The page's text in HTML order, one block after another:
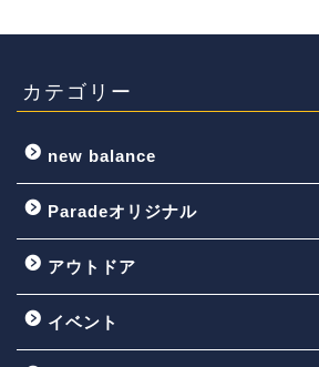
カテゴリー
new balance
Paradeオリジナル
アウトドア
イベント